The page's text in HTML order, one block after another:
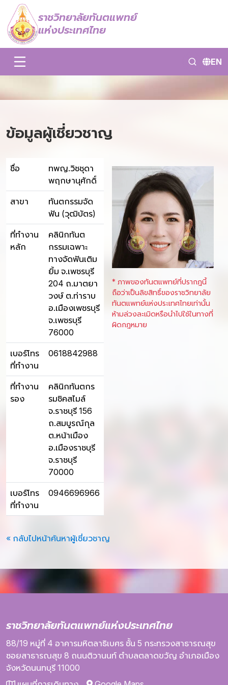
ราชวิทยาลัยทันตแพทย์
แห่งประเทศไทย
EN
ข้อมูลผู้เชี่ยวชาญ
ชื่อ
ทพญ.วิชชุดา
พฤกษานุศักดิ์
สาขา
ทันตกรรมจัด
ฟัน (วุฒิบัตร)
ที่ทำงาน
หลัก
คลินิกทันต
กรรมเฉพาะ
ทางจัดฟันเติม
ยิ้ม จ.เพชรบุรี
204 ถ.มาตยา
วงษ์ ต.ท่าราบ
อ.เมืองเพชรบุรี
จ.เพชรบุรี
76000
เบอร์โทร
ที่ทำงาน
0618842988
ที่ทำงาน
รอง
คลินิกทันตกร
รมชิคสไมล์
จ.ราชบุรี 156
ถ.สมบูรณ์กุล
ต.หน้าเมือง
อ.เมืองราชบุรี
จ.ราชบุรี
70000
เบอร์โทร
ที่ทำงาน
0946696966
* ภาพของทันตแพทย์ที่ปรากฎนี้
ถือว่าเป็นลิขสิทธิ์ของราชวิทยาลัย
ทันตแพทย์แห่งประเทศไทยเท่านั้น
ห้ามล่วงละเมิดหรือนำไปใช้ในทางที่
ผิดกฎหมาย
« กลับไปหน้าค้นหาผู้เชี่ยวชาญ
ราชวิทยาลัยทันตแพทย์แห่งประเทศไทย
88/19 หมู่ที่ 4 อาคารมหิตลาธิเบศร ชั้น 5 กระทรวงสาธารณสุข
ซอยสาธารณสุข 8 ถนนติวานนท์ ตำบลตลาดขวัญ อำเภอเมือง
จังหวัดนนทบุรี 11000